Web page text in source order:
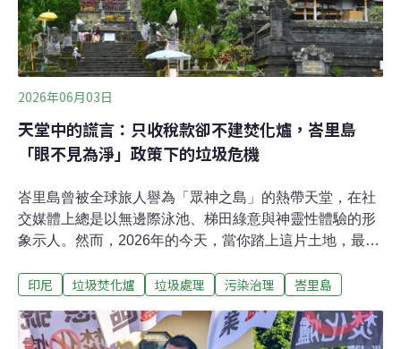
2026年06月03日
天堂中的謊言：只收稅款卻不建焚化爐，峇里島
「眼不見為淨」政策下的垃圾危機
峇里島曾被全球旅人譽為「眾神之島」的熱帶天堂，在社
交媒體上總是以無邊際泳池、梯田綠意與神靈性體驗的形
象示人。然而，2026年的今天，當你踏上這片土地，最先
帶有塑膠焦味的煙霧。這股煙霧，正是峇里島廢棄物管理
嶼的美麗，卻選擇無視美麗背後的代價。根據印尼中央統
印尼 垃圾焚化爐 垃圾處理 污染治理 峇里島